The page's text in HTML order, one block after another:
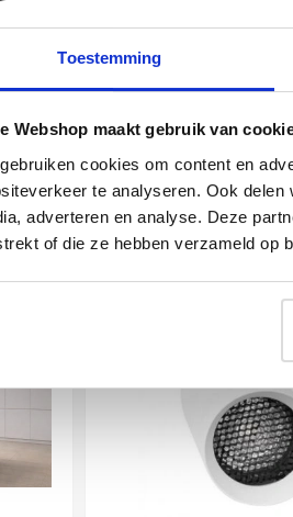
Toestemming
Webshop maakt gebruik van
cookies om content en
te analyseren. Ook
adverteren en analyse. Deze
of die ze hebben verzameld op
UIT DE